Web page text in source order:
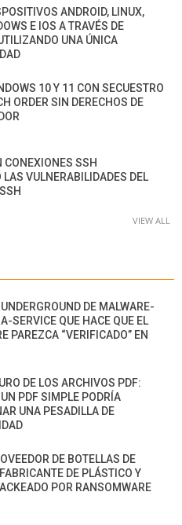
ANDROID, LINUX,
E IOS A TRAVÉS DE
UNA ÚNICA
10 Y 11 CON SECUESTRO
ORDER SIN DERECHOS DE
CONEXIONES SSH
LAS VULNERABILIDADES DEL
VIEW ALL
DE MALWARE-
SERVICE QUE HACE QUE EL
PAREZCA “VERIFICADO” EN
DE LOS ARCHIVOS PDF:
PDF SIMPLE PODRÍA
UNA PESADILLA DE
DE BOTELLAS DE
DE PLÁSTICO Y
POR RANSOMWARE